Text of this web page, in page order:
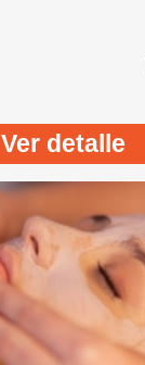
Ver detalle